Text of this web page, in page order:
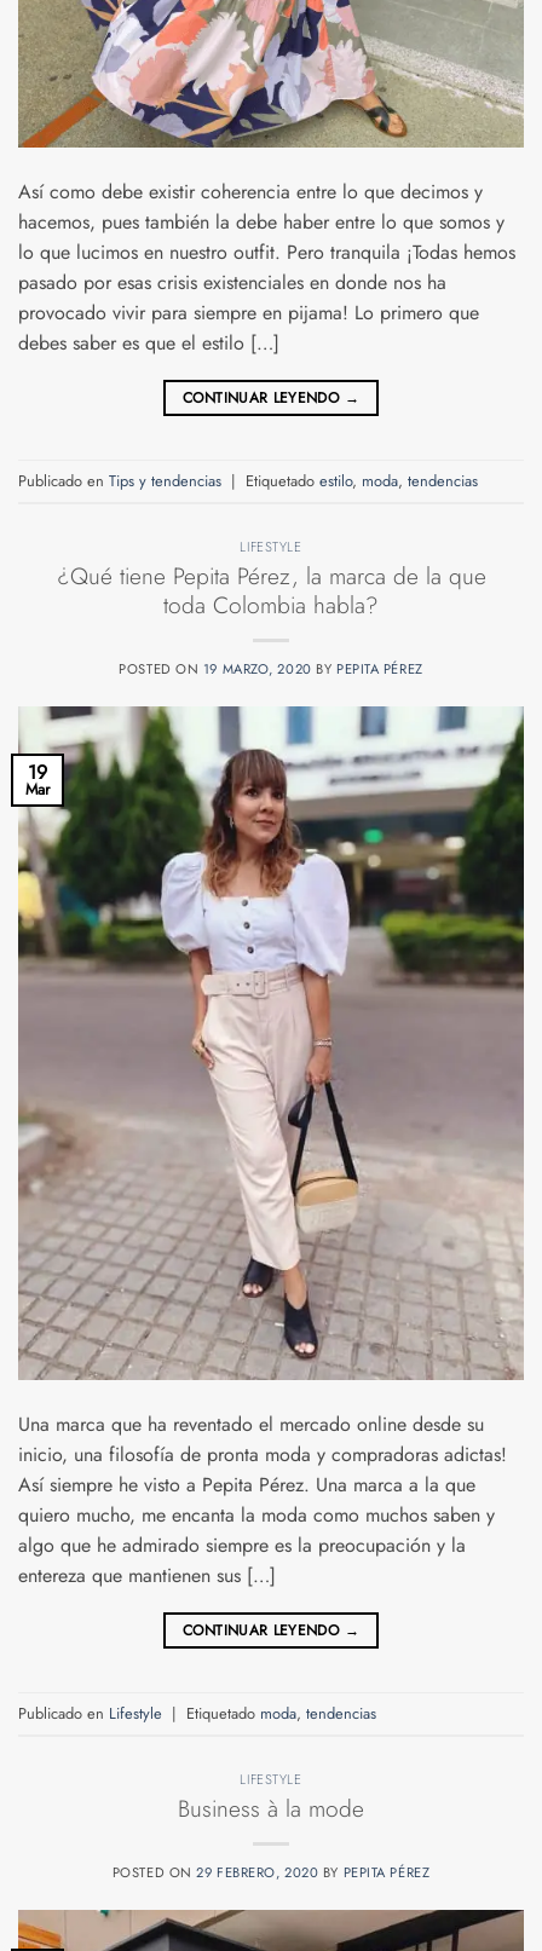
Así como debe existir coherencia entre lo que decimos y
hacemos, pues también la debe haber entre lo que somos y
lo que lucimos en nuestro outfit. Pero tranquila ¡Todas hemos
pasado por esas crisis existenciales en donde nos ha
provocado vivir para siempre en pijama! Lo primero que
debes saber es que el estilo […]
CONTINUAR LEYENDO →
Publicado en Tips y tendencias | Etiquetado estilo, moda, tendencias
LIFESTYLE
¿Qué tiene Pepita Pérez, la marca de la que
toda Colombia habla?
POSTED ON 19 MARZO, 2020 BY PEPITA PÉREZ
19
Mar
Una marca que ha reventado el mercado online desde su
inicio, una filosofía de pronta moda y compradoras adictas!
Así siempre he visto a Pepita Pérez. Una marca a la que
quiero mucho, me encanta la moda como muchos saben y
algo que he admirado siempre es la preocupación y la
entereza que mantienen sus […]
CONTINUAR LEYENDO →
Publicado en Lifestyle | Etiquetado moda, tendencias
LIFESTYLE
Business à la mode
POSTED ON29 FEBRERO, 2020 BY PEPITA PÉREZ